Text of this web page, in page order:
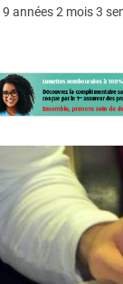
9 années 2 mois 3